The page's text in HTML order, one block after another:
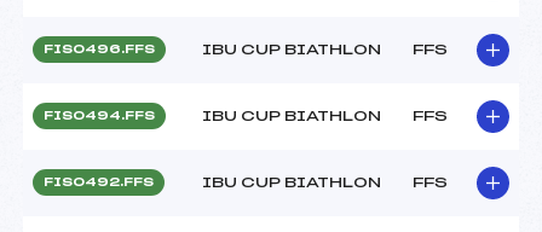
FIS0496.FFS IBU CUP BIATHLON FFS
FIS0494.FFS IBU CUP BIATHLON FFS
FIS0492.FFS IBU CUP BIATHLON FFS